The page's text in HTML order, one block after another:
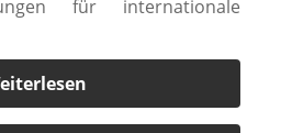
für internationale